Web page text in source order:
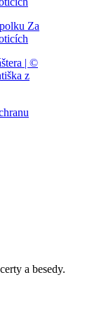
a besedy.